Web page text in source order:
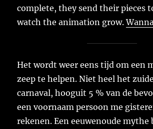
complete, they send their pieces
watch the animation grow.
Het wordt weer eens tijd om een
zeep te helpen. Niet heel het
carnaval, hooguit 5 % van de
een voornaam persoon me
rekenen. Een eeuwenoude mythe